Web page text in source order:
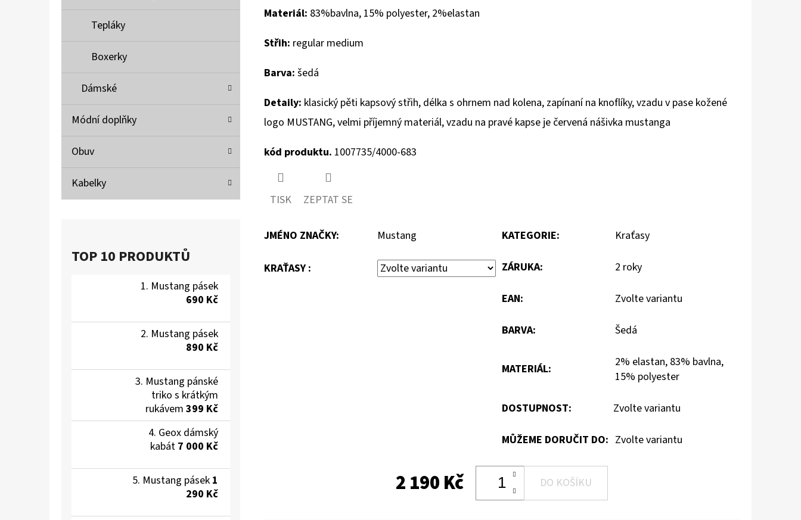
Tepláky
Boxerky
Dámské
Módní doplňky
Obuv
Kabelky
TOP 10 PRODUKTŮ
Mustang pásek
690 Kč
Mustang pásek
890 Kč
Mustang pánské
triko s krátkým
rukávem 399 Kč
Geox dámský
kabát 7 000 Kč
Mustang pásek 1
290 Kč
Materiál: 83%bavlna, 15% polyester, 2%elastan
Střih: regular medium
Barva: šedá
Detaily: klasický pěti kapsový střih, délka s ohrnem nad kolena, zapínaní na knoflíky, vzadu v pase kožené
logo MUSTANG, velmi příjemný materiál, vzadu na pravé kapse je červená nášivka mustanga
kód produktu. 1007735/4000-683
TISK ZEPTAT SE
JMÉNO ZNAČKY: Mustang
KRAŤASY :
KATEGORIE: Kraťasy
ZÁRUKA: 2 roky
EAN: Zvolte variantu
BARVA: Šedá
MATERIÁL:
2% elastan, 83% bavlna,
15% polyester
DOSTUPNOST: Zvolte variantu
MŮŽEME DORUČIT DO: Zvolte variantu
2 190 Kč DO KOŠÍKU